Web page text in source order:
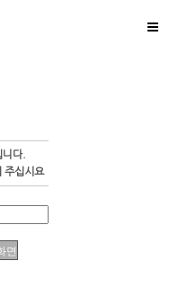
니다.
주십시요